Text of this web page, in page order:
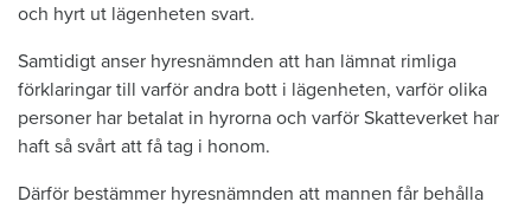
och hyrt ut lägenheten svart.
Samtidigt anser hyresnämnden att han lämnat rimliga
förklaringar till varför andra bott i lägenheten, varför olika
personer har betalat in hyrorna och varför Skatteverket har
haft så svårt att få tag i honom.
Därför bestämmer hyresnämnden att mannen får behålla